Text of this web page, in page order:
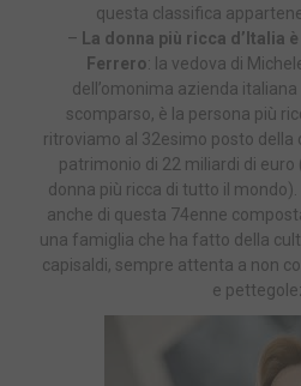
questa classifica
– La donna più ricca d’Italia
Ferrero: la vedova di
dell’omonima azienda
scomparso, è la persona più
ritroviamo al 32esimo posto della
patrimonio di 22 miliardi di euro
donna più ricca di tutto il mondo).
anche di questa 74enne
una famiglia che ha fatto della
capisaldi, sempre attenta a non
e